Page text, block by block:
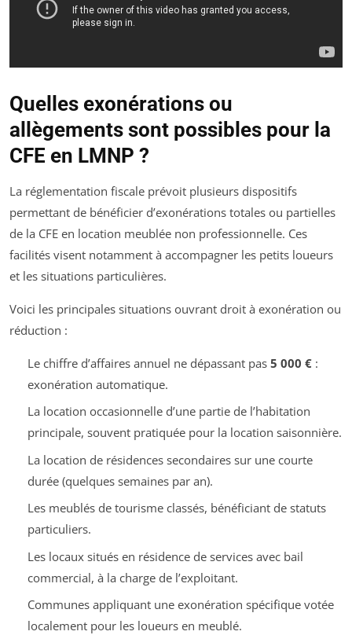
Quelles exonérations ou
allègements sont possibles pour la
CFE en LMNP ?
La réglementation fiscale prévoit plusieurs dispositifs
permettant de bénéficier d’exonérations totales ou partielles
de la CFE en location meublée non professionnelle. Ces
facilités visent notamment à accompagner les petits loueurs
et les situations particulières.
Voici les principales situations ouvrant droit à exonération ou
réduction :
Le chiffre d’affaires annuel ne dépassant pas 5 000 €:
exonération automatique.
La location occasionnelle d’une partie de l’habitation
principale, souvent pratiquée pour la location saisonnière.
La location de résidences secondaires sur une courte
durée (quelques semaines par an).
Les meublés de tourisme classés, bénéficiant de statuts
particuliers.
Les locaux situés en résidence de services avec bail
commercial, à la charge de l’exploitant.
Communes appliquant une exonération spécifique votée
localement pour les loueurs en meublé.